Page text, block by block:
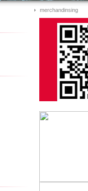
merchandinsing